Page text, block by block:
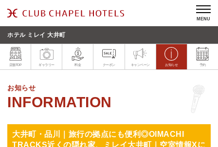
MENU
ホテル ミレイ 大井町
店舗TOP ギャラリー 料金 クーポン キャンペーン お知らせ 予約
お知らせ
大井町・品川｜旅行の拠点にも便利◎OIMACHI
TRACKS近くの隠れ家、ミレイ大井町｜空室情報Xに